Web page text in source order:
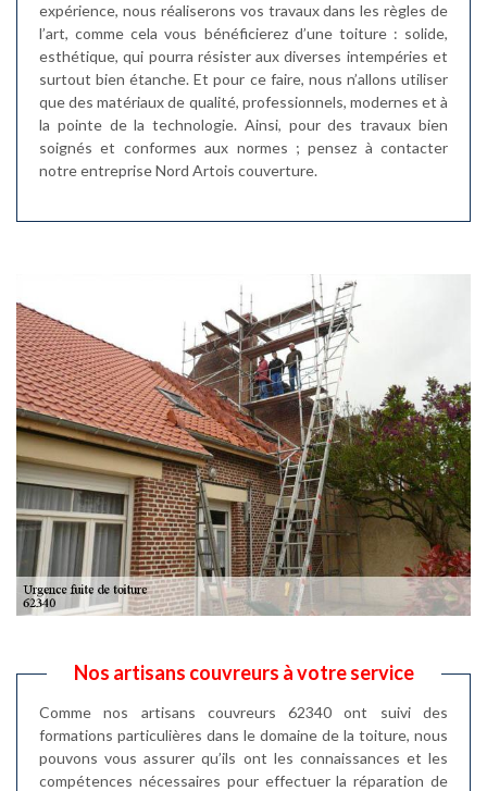
expérience, nous réaliserons vos travaux dans les règles de
l’art, comme cela vous bénéficierez d’une toiture : solide,
esthétique, qui pourra résister aux diverses intempéries et
surtout bien étanche. Et pour ce faire, nous n’allons utiliser
que des matériaux de qualité, professionnels, modernes et à
la pointe de la technologie. Ainsi, pour des travaux bien
soignés et conformes aux normes ; pensez à contacter
notre entreprise Nord Artois couverture.
Nos artisans couvreurs à votre service
Comme nos artisans couvreurs 62340 ont suivi des
formations particulières dans le domaine de la toiture, nous
pouvons vous assurer qu’ils ont les connaissances et les
compétences nécessaires pour effectuer la réparation de